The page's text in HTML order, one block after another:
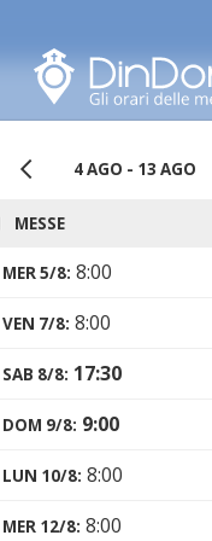
4 AGO - 13 AGO
MESSE
MER 5/8: 8:00
VEN 7/8: 8:00
SAB 8/8: 17:30
DOM 9/8: 9:00
LUN 10/8: 8:00
MER 12/8: 8:00